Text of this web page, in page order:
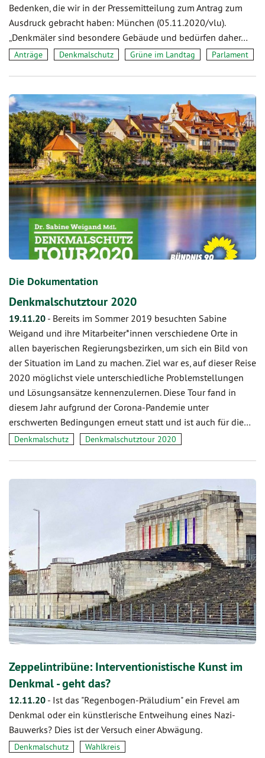
Bedenken, die wir in der Pressemitteilung zum Antrag zum
Ausdruck gebracht haben: München (05.11.2020/vlu).
„Denkmäler sind besondere Gebäude und bedürfen daher…
Anträge Denkmalschutz Grüne im Landtag Parlament
Die Dokumentation
Denkmalschutztour 2020
19.11.20 - Bereits im Sommer 2019 besuchten Sabine
Weigand und ihre Mitarbeiter*innen verschiedene Orte in
allen bayerischen Regierungsbezirken, um sich ein Bild von
der Situation im Land zu machen. Ziel war es, auf dieser Reise
2020 möglichst viele unterschiedliche Problemstellungen
und Lösungsansätze kennenzulernen. Diese Tour fand in
diesem Jahr aufgrund der Corona-Pandemie unter
erschwerten Bedingungen erneut statt und ist auch für die…
Denkmalschutz Denkmalschutztour 2020
Zeppelintribüne: Interventionistische Kunst im
Denkmal - geht das?
12.11.20 - Ist das "Regenbogen-Präludium" ein Frevel am
Denkmal oder ein künstlerische Entweihung eines Nazi-
Bauwerks? Dies ist der Versuch einer Abwägung.
Denkmalschutz Wahlkreis